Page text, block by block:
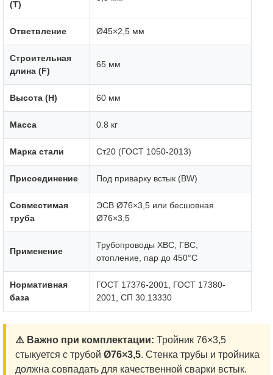
(T)
Ответвление Ø45×2,5 мм
Строительная
длина (F)
65 мм
Высота (H) 60 мм
Масса 0.8 кг
Марка стали Ст20 (ГОСТ 1050-2013)
Присоединение Под приварку встык (BW)
Совместимая
труба
ЭСВ Ø76×3,5 или бесшовная
Ø76×3,5
Применение
Трубопроводы ХВС, ГВС,
отопление, пар до 450°C
Нормативная
база
ГОСТ 17376-2001, ГОСТ 17380-
2001, СП 30.13330
⚠️ Важно при комплектации: Тройник 76×3,5
стыкуется с трубой Ø76×3,5. Стенка трубы и тройника
должна совпадать для качественной сварки встык.